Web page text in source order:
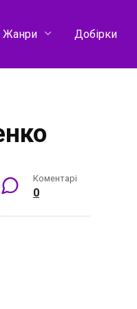
Жанри Добірки
Коментарі
0